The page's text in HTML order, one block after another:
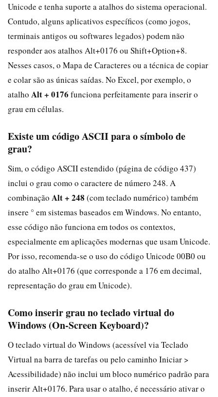
Unicode e tenha suporte a atalhos do sistema operacional.
Contudo, alguns aplicativos específicos (como jogos,
terminais antigos ou softwares legados) podem não
responder aos atalhos Alt+0176 ou Shift+Option+8.
Nesses casos, o Mapa de Caracteres ou a técnica de copiar
e colar são as únicas saídas. No Excel, por exemplo, o
atalho Alt + 0176 funciona perfeitamente para inserir o
grau em células.
Existe um código ASCII para o símbolo de
grau?
Sim, o código ASCII estendido (página de código 437)
inclui o grau como o caractere de número 248. A
combinação Alt + 248 (com teclado numérico) também
insere ° em sistemas baseados em Windows. No entanto,
esse código não funciona em todos os contextos,
especialmente em aplicações modernas que usam Unicode.
Por isso, recomenda-se o uso do código Unicode 00B0 ou
do atalho Alt+0176 (que corresponde a 176 em decimal,
representação do grau em Unicode).
Como inserir grau no teclado virtual do
Windows (On-Screen Keyboard)?
O teclado virtual do Windows (acessível via Teclado
Virtual na barra de tarefas ou pelo caminho Iniciar >
Acessibilidade) não inclui um bloco numérico padrão para
inserir Alt+0176. Para usar o atalho, é necessário ativar o